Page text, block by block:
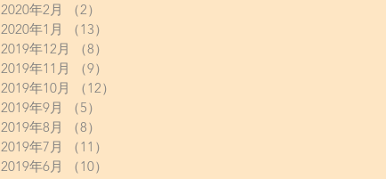
2020年2月
（2）
2020年1月
（13）
2019年12月
（8）
2019年11月
（9）
2019年10月
（12）
2019年9月
（5）
2019年8月
（8）
2019年7月
（11）
2019年6月
（10）